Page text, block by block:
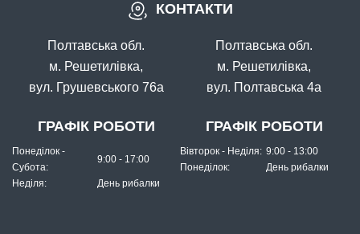
КОНТАКТИ
Полтавська обл.
м. Решетилівка,
вул. Грушевського 76а
ГРАФІК РОБОТИ
Понеділок -
Субота:
9:00 - 17:00
Неділя: День рибалки
Полтавська обл.
м. Решетилівка,
вул. Полтавська 4а
ГРАФІК РОБОТИ
Вівторок - Неділя: 9:00 - 13:00
Понеділок:
День рибалки